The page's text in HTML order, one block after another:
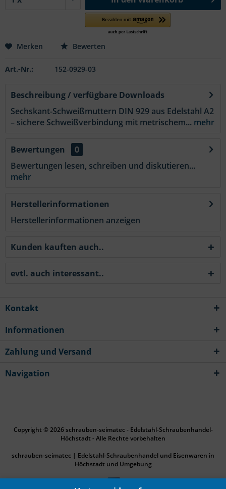
Merken Bewerten
Art.-Nr.: 152-0929-03
Beschreibung / verfügbare Downloads
Sechskant-Schweißmuttern DIN 929 aus Edelstahl A2
– sichere Schweißverbindung mit metrischem... mehr
Bewertungen
0
Bewertungen lesen, schreiben und diskutieren...
mehr
Herstellerinformationen
Herstellerinformationen anzeigen
Kunden kauften auch..
evtl. auch interessant..
Kontakt
Informationen
Zahlung und Versand
Navigation
Copyright © 2026 schrauben-seimatec - Edelstahl-Schraubenhandel-
Höchstadt - Alle Rechte vorbehalten
schrauben-seimatec | Edelstahl-Schraubenhandel und Eisenwaren in
Höchstadt und Umgebung